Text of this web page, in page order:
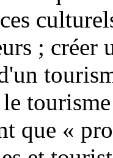
;
que «